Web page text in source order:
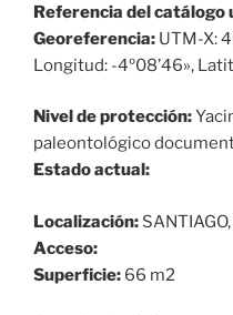
Referencia del catálogo
Georeferencia: UTM-X:
Longitud: -4º08’46»,
Nivel de protección:
paleontológico
Estado actual:
Localización:
Acceso:
Superficie: 66 m2